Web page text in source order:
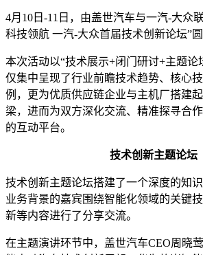
4月10日-11日，由盖世汽车与一汽-大众
科技领航 一汽-大众首届技术创新论坛”圆
本次活动以“技术展示+闭门研讨+主题论
仅集中呈现了行业前瞻技术趋势、核心
例，更为优质供应链企业与主机厂搭建
梁，进而为双方深化交流、精准探寻合
的互动平台。
技术创新主题论坛
技术创新主题论坛搭建了一个深度的知
业务背景的嘉宾围绕智能化领域的关键
新等内容进行了分享交流。
在主题演讲环节中，盖世汽车CEO周晓